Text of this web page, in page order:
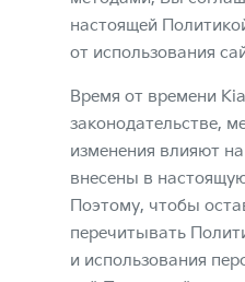
настоящей
от использования
Время от времени
законодательстве,
изменения влияют
внесены в
Поэтому, чтобы
перечитывать
и использования